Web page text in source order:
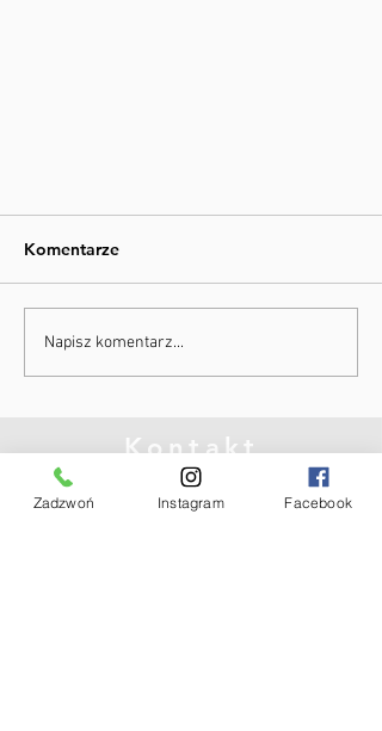
Jałowa martwica guzowatości
kości piszczelowej
Komentarze
Napisz komentarz...
Kontakt
Lubin, ul. Drzymały 33
Zadzwoń Instagram Facebook